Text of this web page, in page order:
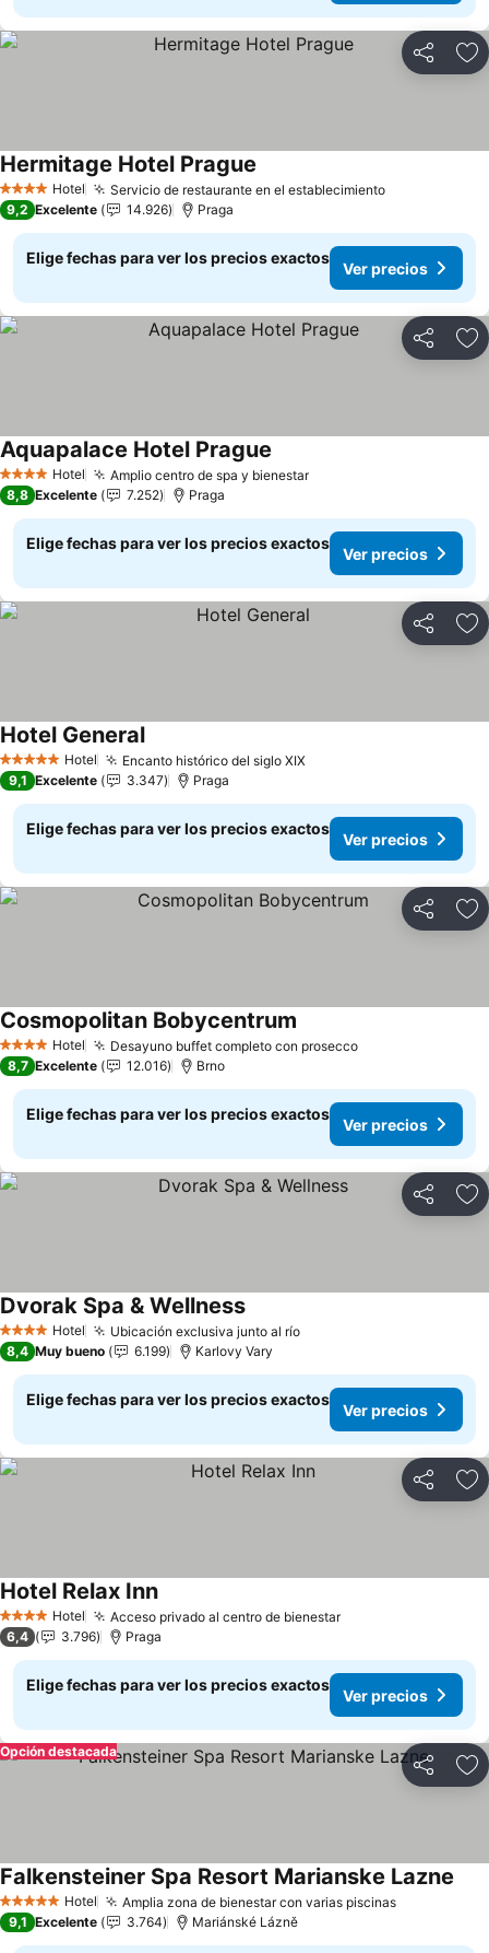
Compartir
4 EstrellasHotel Servicio de restaurante en el establecimiento
Hermitage Hotel Prague
9,2 Excelente 14.926 Praga
Elige fechas para ver los precios exactos
Ver precios
Compartir
4 EstrellasHotel Amplio centro de spa y bienestar
Aquapalace Hotel Prague
8,8 Excelente 7.252 Praga
Elige fechas para ver los precios exactos
Ver precios
Compartir
5 Estrellas Hotel Encanto histórico del siglo XIX
Hotel General
9,1 Excelente 3.347 Praga
Elige fechas para ver los precios exactos
Ver precios
Compartir
4 EstrellasHotel Desayuno buffet completo con prosecco
Cosmopolitan Bobycentrum
8,7 Excelente 12.016 Brno
Elige fechas para ver los precios exactos
Ver precios
Compartir
4 EstrellasHotel Ubicación exclusiva junto al río
Dvorak Spa & Wellness
8,4 Muy bueno 6.199 Karlovy Vary
Elige fechas para ver los precios exactos
Ver precios
Compartir
4 EstrellasHotel Acceso privado al centro de bienestar
Hotel Relax Inn
6,4 3.796 Praga
Elige fechas para ver los precios exactos
Ver precios
Compartir
Opción destacada
5 Estrellas Hotel Amplia zona de bienestar con varias piscinas
Falkensteiner Spa Resort Marianske Lazne
9,1 Excelente 3.764 Mariánské Lázně